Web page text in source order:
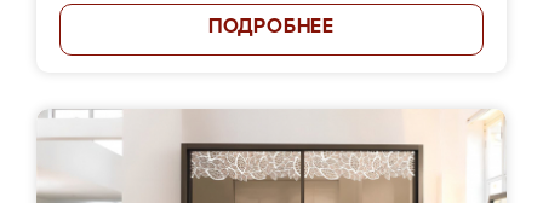
ПОДРОБНЕЕ